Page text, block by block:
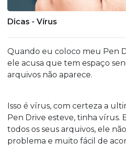
Dicas - Vírus
Quando eu coloco meu Pen
ele acusa que tem espaço
arquivos não aparece.
Isso é vírus, com certeza a
Pen Drive esteve, tinha vírus.
todos os seus arquivos, ele
problema e muito fácil de